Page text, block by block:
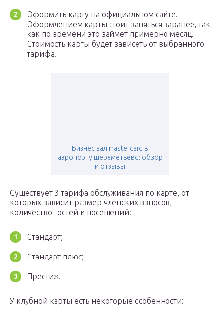
Оформить карту на официальном сайте.
Оформлением карты стоит заняться заранее, так
как по времени это займет примерно месяц.
Стоимость карты будет зависеть от выбранного
тарифа.
Бизнес зал mastercard в
аэропорту шереметьево: обзор
и отзывы
Существует 3 тарифа обслуживания по карте, от
которых зависит размер членских взносов,
количество гостей и посещений:
Стандарт;
Стандарт плюс;
Престиж.
У клубной карты есть некоторые особенности: